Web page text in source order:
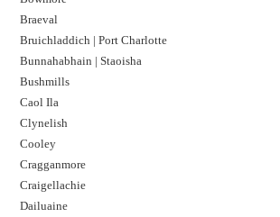
Braeval
Bruichladdich | Port Charlotte
Bunnahabhain | Staoisha
Bushmills
Caol Ila
Clynelish
Cooley
Cragganmore
Craigellachie
Dailuaine